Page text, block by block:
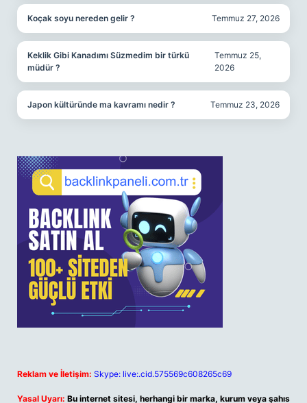
Koçak soyu nereden gelir ? Temmuz 27, 2026
Keklik Gibi Kanadımı Süzmedim bir türkü
müdür ?
Temmuz 25,
2026
Japon kültüründe ma kavramı nedir ? Temmuz 23, 2026
Reklam ve İletişim: Skype: live:.cid.575569c608265c69
Yasal Uyarı: Bu internet sitesi, herhangi bir marka, kurum veya şahıs